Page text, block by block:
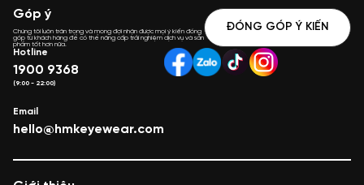
Góp ý
Chúng tôi luôn trân trọng và mong đợi nhận được mọi ý kiến đóng
góp từ khách hàng để có thể nâng cấp trải nghiệm dịch vụ và sản
phẩm tốt hơn nữa.
ĐÓNG GÓP Ý KIẾN
Hotline
1900 9368
(9:00 - 22:00)
Email
hello@hmkeyewear.com